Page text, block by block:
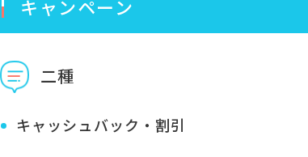
キャンペーン
二種
キャッシュバック・割引